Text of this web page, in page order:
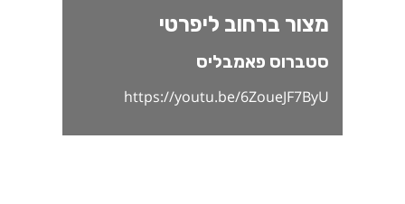
מצור ברחוב ליפרטי
סטברוס פאמבליס
https://youtu.be/6ZoueJF7ByU